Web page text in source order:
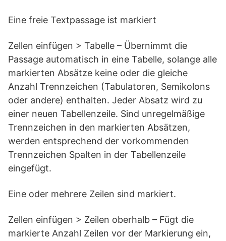
Eine freie Textpassage ist markiert
Zellen einfügen > Tabelle – Übernimmt die
Passage automatisch in eine Tabelle, solange alle
markierten Absätze keine oder die gleiche
Anzahl Trennzeichen (Tabulatoren, Semikolons
oder andere) enthalten. Jeder Absatz wird zu
einer neuen Tabellenzeile. Sind unregelmäßige
Trennzeichen in den markierten Absätzen,
werden entsprechend der vorkommenden
Trennzeichen Spalten in der Tabellenzeile
eingefügt.
Eine oder mehrere Zeilen sind markiert.
Zellen einfügen > Zeilen oberhalb – Fügt die
markierte Anzahl Zeilen vor der Markierung ein,